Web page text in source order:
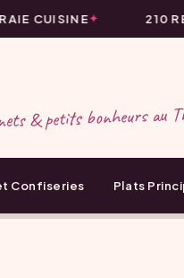
CUISINE 210
& petits bonheurs au
Confiseries Plats